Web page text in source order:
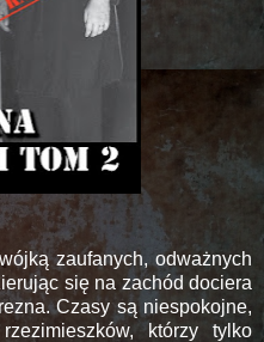
zaufanych, odważnych
się na zachód dociera
Czasy są niespokojne,
którzy tylko